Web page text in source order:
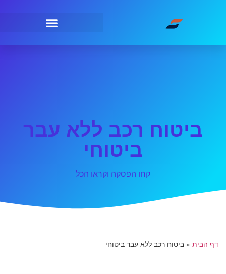
ביטוח רכב ללא עבר
ביטוחי
קחו הפסקה וקראו הכל
דף הבית » ביטוח רכב ללא עבר ביטוחי